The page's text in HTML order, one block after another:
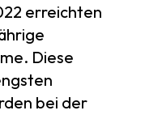
erreichten
Diese
bei der